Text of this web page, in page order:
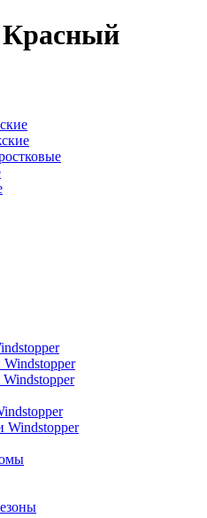
Красный
Windstopper